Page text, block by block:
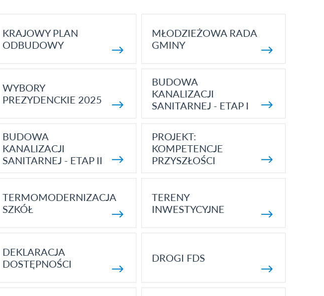
KRAJOWY PLAN
ODBUDOWY
MŁODZIEŻOWA RADA
GMINY
WYBORY
PREZYDENCKIE 2025
BUDOWA
KANALIZACJI
SANITARNEJ - ETAP I
BUDOWA
KANALIZACJI
SANITARNEJ - ETAP II
PROJEKT:
KOMPETENCJE
PRZYSZŁOŚCI
TERMOMODERNIZACJA
SZKÓŁ
TERENY
INWESTYCYJNE
DEKLARACJA
DOSTĘPNOŚCI
DROGI FDS